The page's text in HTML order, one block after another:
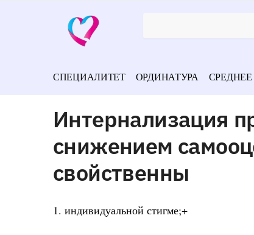
СПЕЦИАЛИТЕТ ОРДИНАТУРА СРЕДНЕЕ
Интернализация
снижением
свойственны
1. индивидуальной стигме;+